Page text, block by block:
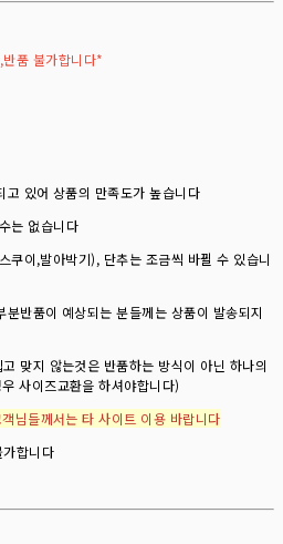
품 불가합니다*
있어 상품의 만족도가 높습니다
는 없습니다
쿠이,발아박기), 단추는 조금씩 바뀔 수 있습니
반품이 예상되는 분들께는 상품이 발송되지
맞지 않는것은 반품하는 방식이 아닌 하나의
사이즈교환을 하셔야합니다)
님들께서는 타 사이트 이용 바랍니다
합니다